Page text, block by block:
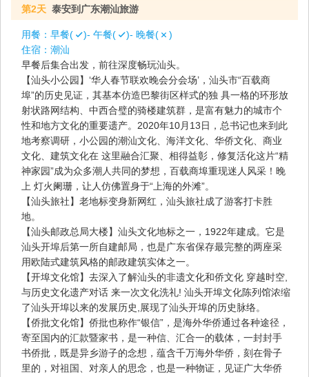
第2天 泰安到广东潮汕旅游
用餐： 早餐( )- 午餐( )- 晚餐(
)
住宿： 潮汕
早餐后集合出发，前往深度畅玩汕头。
【汕头小公园】‘华人春节联欢晚会分会场’，汕头市“百载商
埠”的历史见证，其基本仿造巴黎街区样式的独 具一格的环形放
射状路网结构、中西合璧的骑楼建筑群，是富有魅力的城市个
性和地方文化的重要遗产。2020年10月13日，总书记也来到此
地考察调研，小公园的潮汕文化、海洋文化、华侨文化、商业
文化、建筑文化在 这里融合汇聚、相得益彰，修复活化这片“精
神家园”成为众多潮人共同的梦想，百载商埠重现迷人风采！晚
上 灯火阑珊，让人仿佛置身于“上海的外滩”。
【汕头旅社】老地标变身新网红，汕头旅社成了游客打卡胜
地。
【汕头邮政总局大楼】汕头文化地标之一，1922年建成。它是
汕头开埠后第一所自建邮局，也是广东省保存最完整的两座采
用欧陆式建筑风格的邮政建筑实体之一。
【开埠文化馆】去深入了解汕头的非遗文化和侨文化 穿越时空,
与历史文化遗产对话 来一次文化洗礼! 汕头开埠文化陈列馆浓缩
了汕头开埠以来的发展历史,展现了汕头开埠的历史脉络。
【侨批文化馆】侨批也称作“银信”，是海外华侨通过各种途径，
寄至国内的汇款暨家书，是一种信、汇合一的载体，一封封手
书侨批，既是异乡游子的念想，蕴含千万海外华侨，刻在骨子
里的，对祖国、对亲人的思念，也是一种物证，见证广大华侨